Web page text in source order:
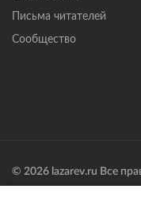
Письма читателей
Сообщество
© 2026 lazarev.ru Все